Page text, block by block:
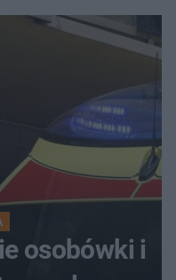
osobówki i